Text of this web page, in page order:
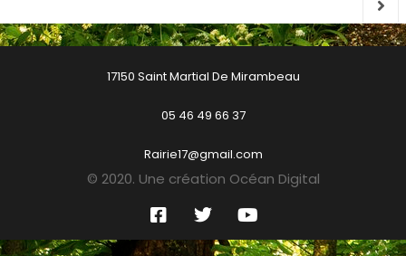
17150 Saint Martial De Mirambeau
05 46 49 66 37
Rairie17@gmail.com
© 2020. Une création Océan Digital